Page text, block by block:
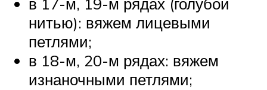
нитью): вяжем лицевыми
петлями;
в 18-м, 20-м рядах: вяжем
изнаночными петлями;